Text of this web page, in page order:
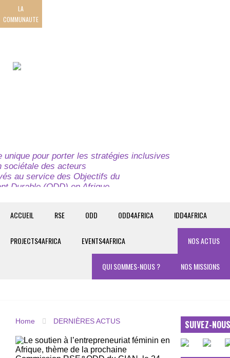
LA
COMMUNAUTE
unique pour porter les stratégies inclusives
sociétale des acteurs
au service des Objectifs du
Durable (ODD) en Afrique.
ACCUEIL RSE ODD ODD4AFRICA IDD4AFRICA
PROJECTS4AFRICA EVENTS4AFRICA NOS ACTUS
NOS MISSIONS
QUI SOMMES-NOUS ?
Home DERNIÈRES ACTUS SUIVEZ-